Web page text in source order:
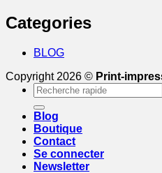
Categories
BLOG
Copyright 2026 © Print-
Recherche
pour :
Blog
Boutique
Contact
Se connecter
Newsletter